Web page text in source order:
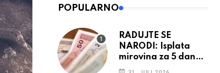
POPULARNO
RADUJTE SE
NARODI: Isplata
mirovina za 5 dana,
retroaktivna